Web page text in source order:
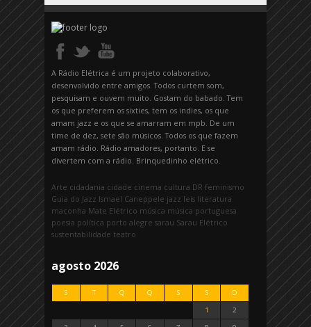
A Rádio Elétrica é um projeto colaborativo,
desenvolvido entre amigos. Todos curtem som,
pesquisam e ouvem muito. Gostam do babado. Tem
os que preferem os sixties, tem os indies, os que
amam jazz e os que se amarram em mpb. De um
time de dez, sete são músicos. Todos os que fazem
amam rádio. Rádio amadores, portanto. E se
divertem com a rádio. Brinquedinho elétrico.
Arte cidadania cidade cinema cultura DR feminismo
Guia do Jazz Ismael Caneppele jazz leis literatura
maconha Mate Elétrico música música portuguesa
poesia política porto alegre sarau Sarau Elétrico
sustentabilidade teatro
agosto 2026
S T Q Q S S
D
1
2